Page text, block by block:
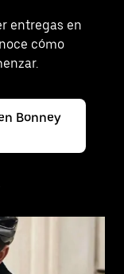
entregas en
cómo
Bonney